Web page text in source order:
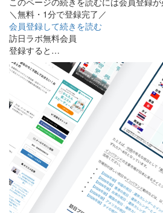
＼無料・1分で登録完了／
会員登録して続きを読む
訪日ラボ無料会員
登録すると…